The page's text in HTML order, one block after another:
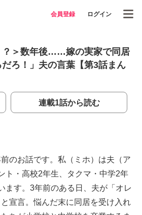
会員登録 ログイン
？＞数年後……嫁の実家で同居
だろ！」夫の言葉【第3話まん
連載1話から読む
のお話です。私（ミホ）は夫（ア
ト・高校2年生、タクマ・中学2年
ます。3年前のある日、夫が「オレ
宣言。悩んだ末に同居を受け入れ